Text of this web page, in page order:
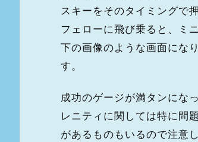
スキーをそのタイミングで押
フェローに飛び乗ると、ミ
下の画像のような画面にな
す。
成功のゲージが満タンにな
レニティに関しては特に問
があるものもいるので注意